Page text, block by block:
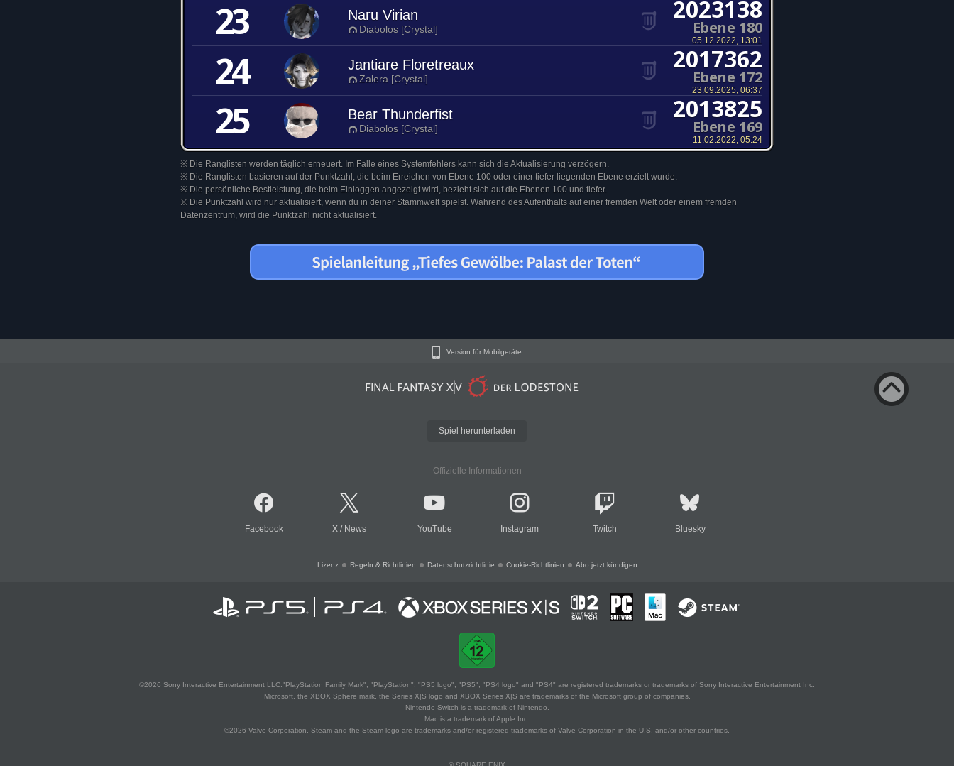
23 Naru Virian
Diabolos [Crystal]
2023138
Ebene 180
05.12.2022, 13:01
24 Jantiare Floretreaux
Zalera [Crystal]
2017362
Ebene 172
23.09.2025, 06:37
25 Bear Thunderfist
Diabolos [Crystal]
2013825
Ebene 169
11.02.2022, 05:24
※ Die Ranglisten werden täglich erneuert. Im Falle eines Systemfehlers kann sich die Aktualisierung verzögern.
※ Die Ranglisten basieren auf der Punktzahl, die beim Erreichen von Ebene 100 oder einer tiefer liegenden Ebene erzielt wurde.
※ Die persönliche Bestleistung, die beim Einloggen angezeigt wird, bezieht sich auf die Ebenen 100 und tiefer.
※ Die Punktzahl wird nur aktualisiert, wenn du in deiner Stammwelt spielst. Während des Aufenthalts auf einer fremden Welt oder einem fremden
Datenzentrum, wird die Punktzahl nicht aktualisiert.
Version für Mobilgeräte
Spiel herunterladen
Offizielle Informationen
Facebook X / News YouTube Instagram Twitch Bluesky
Lizenz Regeln & Richtlinien Datenschutzrichtlinie Cookie-Richtlinien Abo jetzt kündigen
©2026 Sony Interactive Entertainment LLC."PlayStation Family Mark", "PlayStation", "PS5 logo", "PS5", "PS4 logo" and "PS4" are registered trademarks or trademarks of Sony Interactive Entertainment Inc.
Microsoft, the XBOX Sphere mark, the Series X|S logo and XBOX Series X|S are trademarks of the Microsoft group of companies.
Nintendo Switch is a trademark of Nintendo.
Mac is a trademark of Apple Inc.
©2026 Valve Corporation. Steam and the Steam logo are trademarks and/or registered trademarks of Valve Corporation in the U.S. and/or other countries.